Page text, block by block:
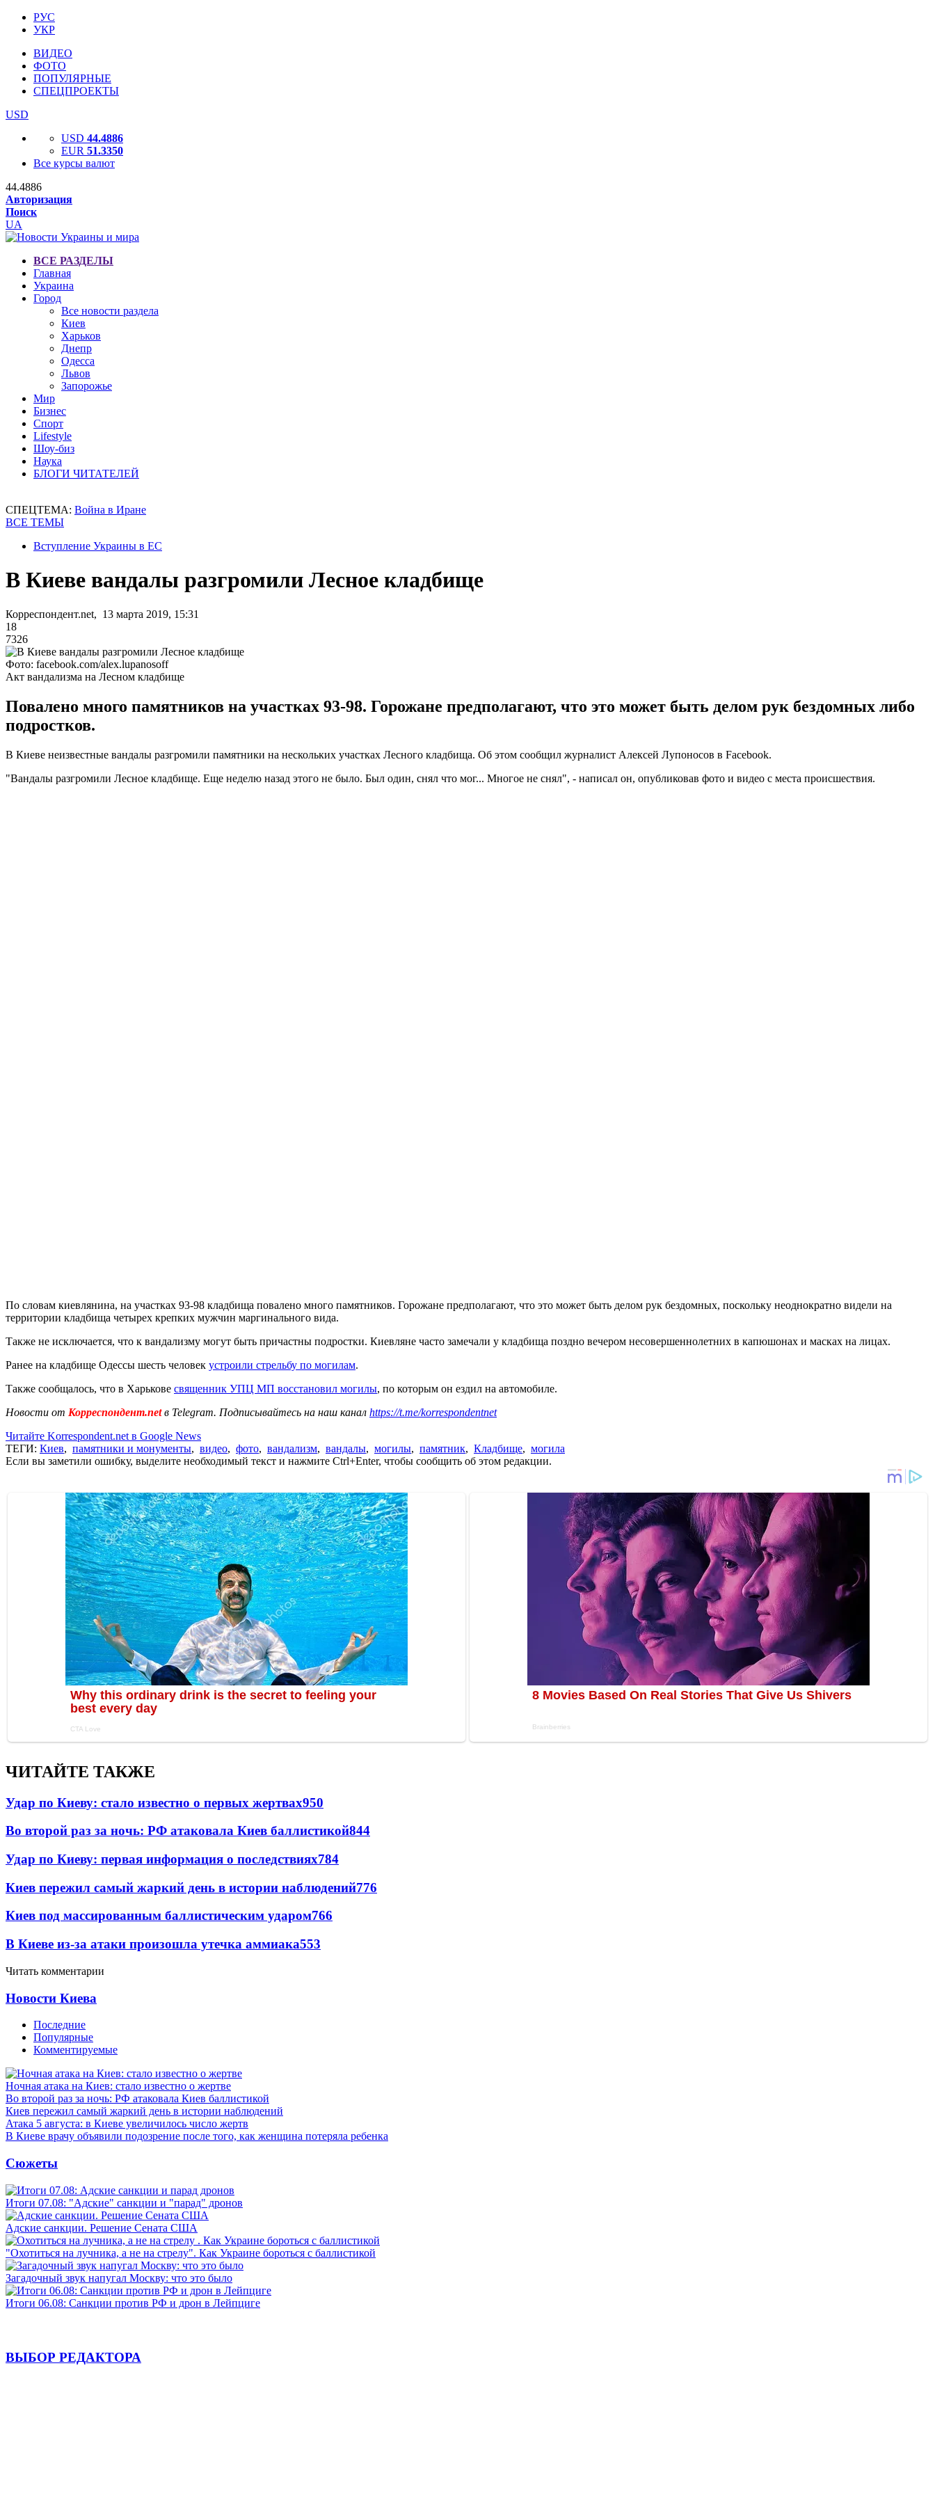
РУС
УКР
ВИДЕО
ФОТО
ПОПУЛЯРНЫЕ
СПЕЦПРОЕКТЫ
USD
USD 44.4886
EUR 51.3350
Все курсы валют
44.4886
Авторизация
Поиск
UA
ВСЕ РАЗДЕЛЫ
Главная
Украина
Город
Все новости раздела
Киев
Харьков
Днепр
Одесса
Львов
Запорожье
Мир
Бизнес
Спорт
Lifestyle
Шоу-биз
Наука
БЛОГИ ЧИТАТЕЛЕЙ
СПЕЦТЕМА: Война в Иране
ВСЕ ТЕМЫ
Вступление Украины в ЕС
В Киеве вандалы разгромили Лесное кладбище
Корреспондент.net, 13 марта 2019, 15:31
18
7326
Фото: facebook.com/alex.lupanosoff
Акт вандализма на Лесном кладбище
Повалено много памятников на участках 93-98. Горожане предполагают, что это может быть делом рук бездомных либо
подростков.
В Киеве неизвестные вандалы разгромили памятники на нескольких участках Лесного кладбища. Об этом сообщил журналист Алексей Лупоносов в Facebook.
"Вандалы разгромили Лесное кладбище. Еще неделю назад этого не было. Был один, снял что мог... Многое не снял", - написал он, опубликовав фото и видео с места происшествия.
По словам киевлянина, на участках 93-98 кладбища повалено много памятников. Горожане предполагают, что это может быть делом рук бездомных, поскольку неоднократно видели на
территории кладбища четырех крепких мужчин маргинального вида.
Также не исключается, что к вандализму могут быть причастны подростки. Киевляне часто замечали у кладбища поздно вечером несовершеннолетних в капюшонах и масках на лицах.
Ранее на кладбище Одессы шесть человек устроили стрельбу по могилам.
Также сообщалось, что в Харькове священник УПЦ МП восстановил могилы, по которым он ездил на автомобиле.
Новости от Корреспондент.netв Telegram. Подписывайтесь на наш канал https://t.me/korrespondentnet
Читайте Korrespondent.net в Google News
ТЕГИ: Киев, памятники и монументы, видео, фото, вандализм, вандалы, могилы, памятник, Кладбище, могила
Если вы заметили ошибку, выделите необходимый текст и нажмите Ctrl+Enter, чтобы сообщить об этом редакции.
ЧИТАЙТЕ ТАКЖЕ
Удар по Киеву: стало известно о первых жертвах950
Во второй раз за ночь: РФ атаковала Киев баллистикой844
Удар по Киеву: первая информация о последствиях784
Киев пережил самый жаркий день в истории наблюдений776
Киев под массированным баллистическим ударом766
В Киеве из-за атаки произошла утечка аммиака553
Читать комментарии
Новости Киева
Последние
Популярные
Комментируемые
Ночная атака на Киев: стало известно о жертве
Во второй раз за ночь: РФ атаковала Киев баллистикой
Киев пережил самый жаркий день в истории наблюдений
Атака 5 августа: в Киеве увеличилось число жертв
В Киеве врачу объявили подозрение после того, как женщина потеряла ребенка
Сюжеты
Итоги 07.08: "Адские" санкции и "парад" дронов
Адские санкции. Решение Сената США
"Охотиться на лучника, а не на стрелу". Как Украине бороться с баллистикой
Загадочный звук напугал Москву: что это было
Итоги 06.08: Санкции против РФ и дрон в Лейпциге
ВЫБОР РЕДАКТОРА